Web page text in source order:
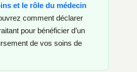
et le rôle du médecin
comment déclarer
pour bénéficier d’un
de vos soins de